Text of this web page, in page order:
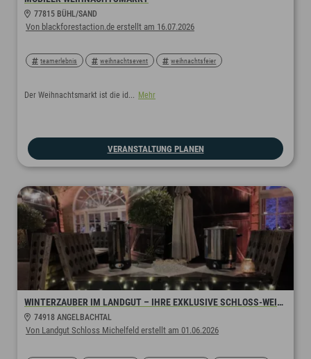
77815 BÜHL/SAND
Von blackforestaction.de erstellt am 16.07.2026
teamerlebnis weihnachtsevent weihnachtsfeier
Der Weihnachtsmarkt ist die id... Mehr
VERANSTALTUNG PLANEN
WINTERZAUBER IM LANDGUT – IHRE EXKLUSIVE SCHLOSS-WEIHNACHT
74918 ANGELBACHTAL
Von Landgut Schloss Michelfeld erstellt am 01.06.2026